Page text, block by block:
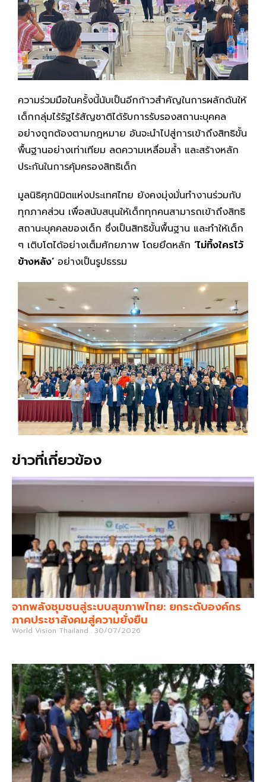
ความร่วมมือในครั้งนี้นับเป็นอีกก้าวสำคัญในการผลักดันให้
เด็กกลุ่มไร้รัฐไร้สัญชาติได้รับการรับรองสถานะบุคคล
อย่างถูกต้องตามกฎหมาย อันจะนำไปสู่การเข้าถึงสิทธิขั้น
พื้นฐานอย่างเท่าเทียม ลดความเหลื่อมล้ำ และสร้างหลัก
ประกันในการคุ้มครองสิทธิเด็ก
มูลนิธิศุภนิมิตแห่งประเทศไทย ยังคงมุ่งมั่นทำงานร่วมกับ
ทุกภาคส่วน เพื่อสนับสนุนให้เด็กทุกคนสามารถเข้าถึงสิทธิ
สถานะบุคคลของเด็ก ซึ่งเป็นสิทธิขั้นพื้นฐาน และทำให้เด็ก
ๆ เติบโตได้อย่างเต็มศักยภาพ โดยยึดหลัก ‘ไม่ทิ้งใครไว้
ข้างหลัง’ อย่างเป็นรูปธรรม
ข่าวที่เกี่ยวข้อง
จากพลังชุมชนสู่ระบบสุขภาพไทย: ยกระดับองค์กร
ภาคประชาสังคมสู่ความยั่งยืน
World Vision Thailand 30/07/2026